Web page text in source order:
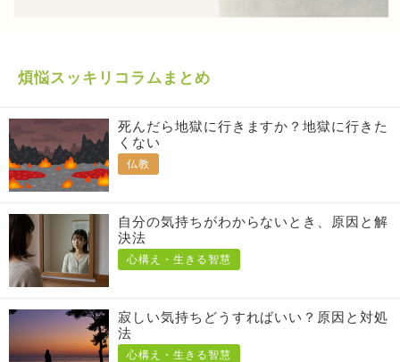
煩悩スッキリコラムまとめ
死んだら地獄に行きますか？地獄に行きた
くない
仏教
自分の気持ちがわからないとき、原因と解
決法
心構え・生きる智慧
寂しい気持ちどうすればいい？原因と対処
法
心構え・生きる智慧